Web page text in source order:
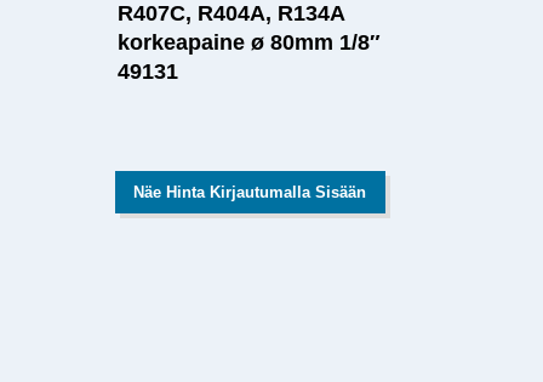
R407C, R404A, R134A
korkeapaine ø 80mm 1/8″
49131
Näe Hinta Kirjautumalla Sisään